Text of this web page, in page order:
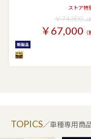
ストア特
￥74,800（
￥67,000 （
／車種専用商